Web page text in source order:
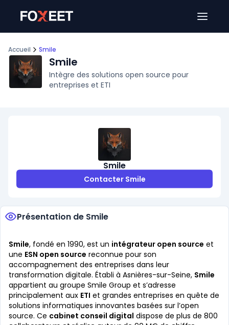
Accueil Smile
Smile
Intègre des solutions open source pour
entreprises et ETI
Smile
Contacter Smile
Présentation de Smile
Smile, fondé en 1990, est un intégrateur open source et
une ESN open source reconnue pour son
accompagnement des entreprises dans leur
transformation digitale. Établi à Asnières-sur-Seine, Smile
appartient au groupe Smile Group et s’adresse
principalement aux ETI et grandes entreprises en quête de
solutions informatiques innovantes basées sur l’open
source. Ce cabinet conseil digital dispose de plus de 800